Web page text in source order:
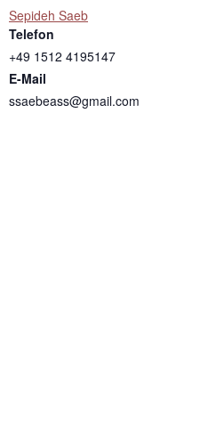
Sepideh Saeb
Telefon
+49 1512 4195147
E-Mail
ssaebeass@gmail.com